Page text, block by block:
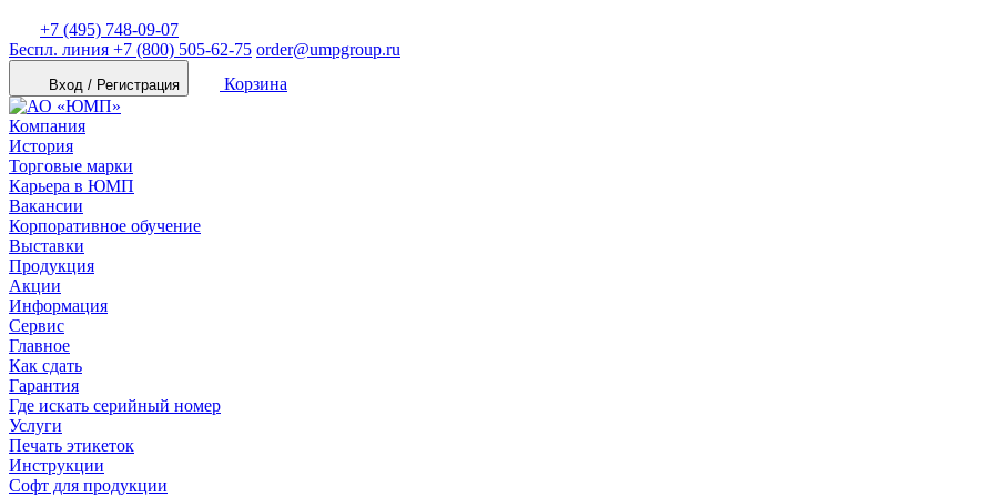
+7 (495) 748-09-07
Беспл. линия +7 (800) 505-62-75 order@umpgroup.ru
Вход / Регистрация Корзина
Компания
История
Торговые марки
Карьера в ЮМП
Вакансии
Корпоративное обучение
Выставки
Продукция
Акции
Информация
Сервис
Главное
Как сдать
Гарантия
Где искать серийный номер
Услуги
Печать этикеток
Инструкции
Софт для продукции